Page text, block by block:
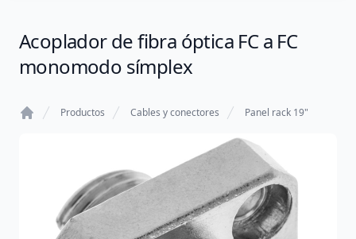
Acoplador de fibra óptica FC a FC
monomodo símplex
Productos Cables y conectores Panel rack 19"